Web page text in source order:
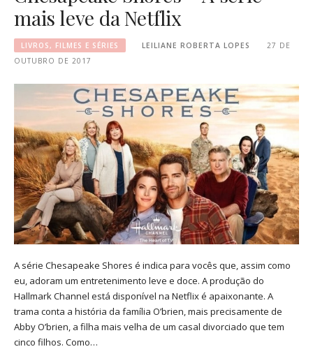
mais leve da Netflix
LIVROS, FILMES E SÉRIES LEILIANE ROBERTA LOPES
27 DE
OUTUBRO DE 2017
A série Chesapeake Shores é indica para vocês que, assim como
eu, adoram um entretenimento leve e doce. A produção do
Hallmark Channel está disponível na Netflix é apaixonante. A
trama conta a história da família O’brien, mais precisamente de
Abby O’brien, a filha mais velha de um casal divorciado que tem
cinco filhos. Como…